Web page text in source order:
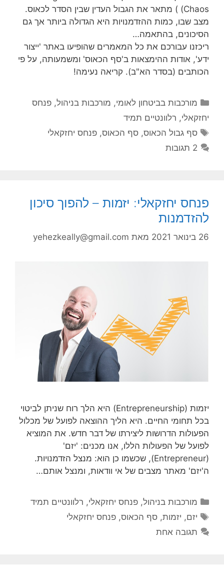
Chaos) ) מתאר את הגבול העדין שבין הסדר לכאוס.
מצב שבו, כמות ההזדמנויות היא הגדולה ביותר אך גם
הסיכונים, בהתאמה…
ריכזנו עבורכם את כל המאמרים שהופיעו באתר 'ייצור
ידע', אודות ההימצאות ב'סף הכאוס' ומשמעותה, על פי
הכותבים (בסדר הא"ב). קריאה נעימה!
קטגוריות
מורכבות בביטחון לאומי, מורכבות בניהול,פנחס
יחזקאלי, רלוונטיים תמיד
תגיות
סף גבול הכאוס,סף הכאוס,פנחס יחזקאלי
2 תגובות
פנחס יחזקאלי: יזמות – להפוך סיכון
להזדמנות
26 בינואר 2021 מאת yehezkeally@gmail.com
יזמות (Entrepreneurship) היא הלך רוח שניתן לביטוי
בכל תחומי החיים. היא הליך ההוצאה לפועל של מכלול
הפעולות הדרושות ליצירתו של דבר חדש. את המוציא
לפועל של הפעולות הללו, אנו מכנים: 'יזם'
(Entrepreneur), שכשמו כן הוא: מנצל הזדמנויות.
ה'יזם' מאתר מצבים של אי וודאות, ומנצל אותם…
קטגוריות
מורכבות בניהול,פנחס יחזקאלי, רלוונטיים תמיד
תגיות
יזם, יזמות,סף הכאוס,פנחס יחזקאלי
תגובה אחת